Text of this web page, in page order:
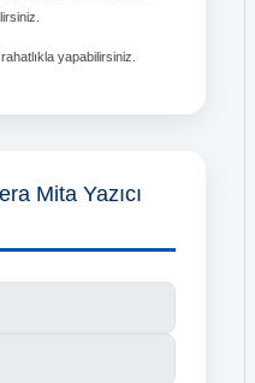
yapabilirsiniz.
Mita Yazıcı